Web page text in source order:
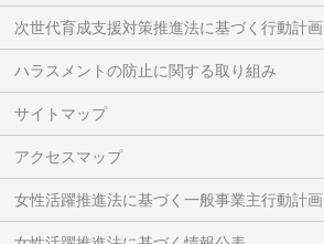
次世代育成支援対策推進法に基づく行動計画
ハラスメントの防止に関する取り組み
サイトマップ
アクセスマップ
女性活躍推進法に基づく一般事業主行動計画